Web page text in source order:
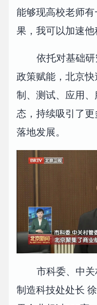
能够现高校老师
果，我可以加速他
依托对基础
政策赋能，北京
制、测试、应用
态，持续吸引了
落地发展。
市科委、中
制造科技处处长